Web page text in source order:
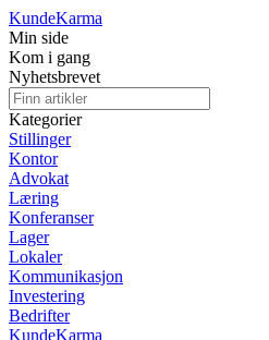
KundeKarma
Min side
Kom i gang
Nyhetsbrevet
Kategorier
Stillinger
Kontor
Advokat
Læring
Konferanser
Lager
Lokaler
Kommunikasjon
Investering
Bedrifter
KundeKarma